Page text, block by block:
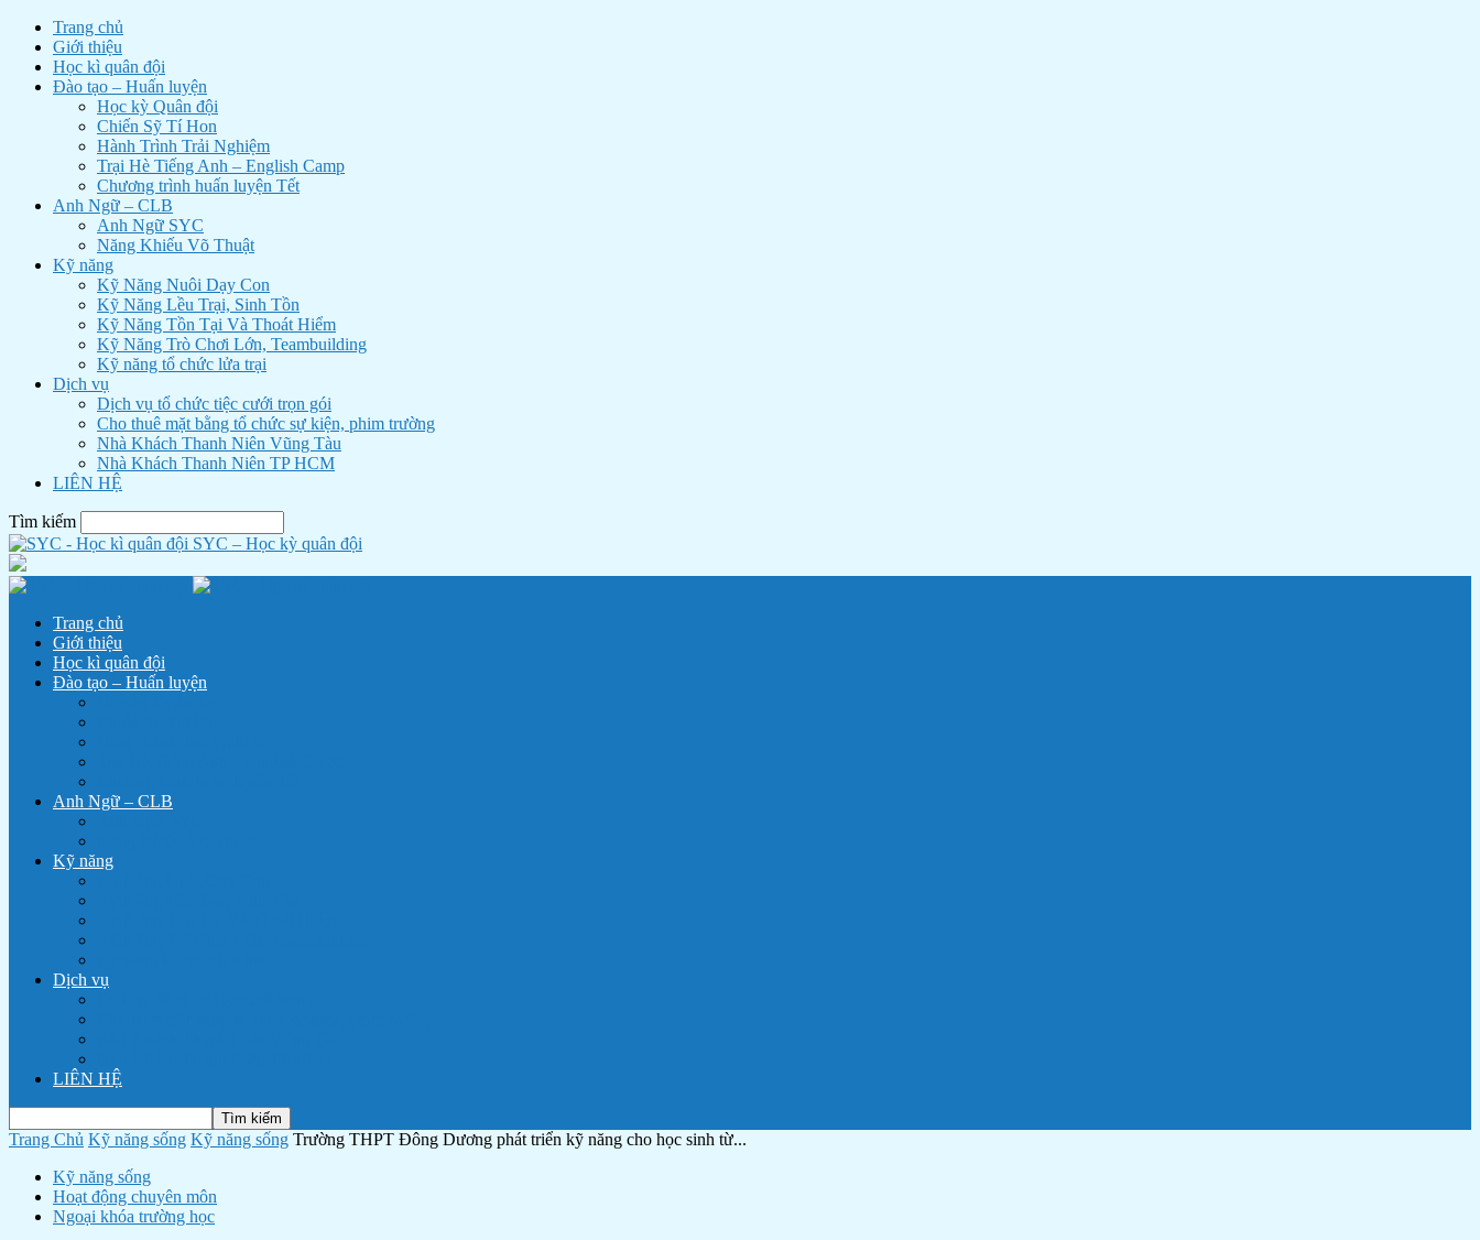
Trang chủ
Giới thiệu
Học kì quân đội
Đào tạo – Huấn luyện
Học kỳ Quân đội
Chiến Sỹ Tí Hon
Hành Trình Trải Nghiệm
Trại Hè Tiếng Anh – English Camp
Chương trình huấn luyện Tết
Anh Ngữ – CLB
Anh Ngữ SYC
Năng Khiếu Võ Thuật
Kỹ năng
Kỹ Năng Nuôi Dạy Con
Kỹ Năng Lều Trại, Sinh Tồn
Kỹ Năng Tồn Tại Và Thoát Hiểm
Kỹ Năng Trò Chơi Lớn, Teambuilding
Kỹ năng tổ chức lửa trại
Dịch vụ
Dịch vụ tổ chức tiệc cưới trọn gói
Cho thuê mặt bằng tổ chức sự kiện, phim trường
Nhà Khách Thanh Niên Vũng Tàu
Nhà Khách Thanh Niên TP HCM
LIÊN HỆ
Tìm kiếm
SYC – Học kỳ quân đội
Trang chủ
Giới thiệu
Học kì quân đội
Đào tạo – Huấn luyện
Anh Ngữ – CLB
Kỹ năng
Dịch vụ
LIÊN HỆ
Trang Chủ Kỹ năng sống Kỹ năng sống Trường THPT Đông Dương phát triển kỹ năng cho học sinh từ...
Kỹ năng sống
Hoạt động chuyên môn
Ngoại khóa trường học